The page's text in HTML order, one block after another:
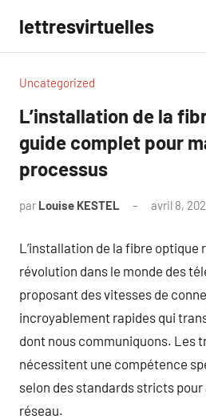
contenu
lettresvirtuelles
Uncategorized
L’installation de la
guide complet pour
processus
par Louise KESTEL avril 8,
L’installation de la fibre optique
révolution dans le monde des
proposant des vitesses de
incroyablement rapides qui
dont nous communiquons. Les
nécessitent une compétence
selon des standards stricts
réseau.